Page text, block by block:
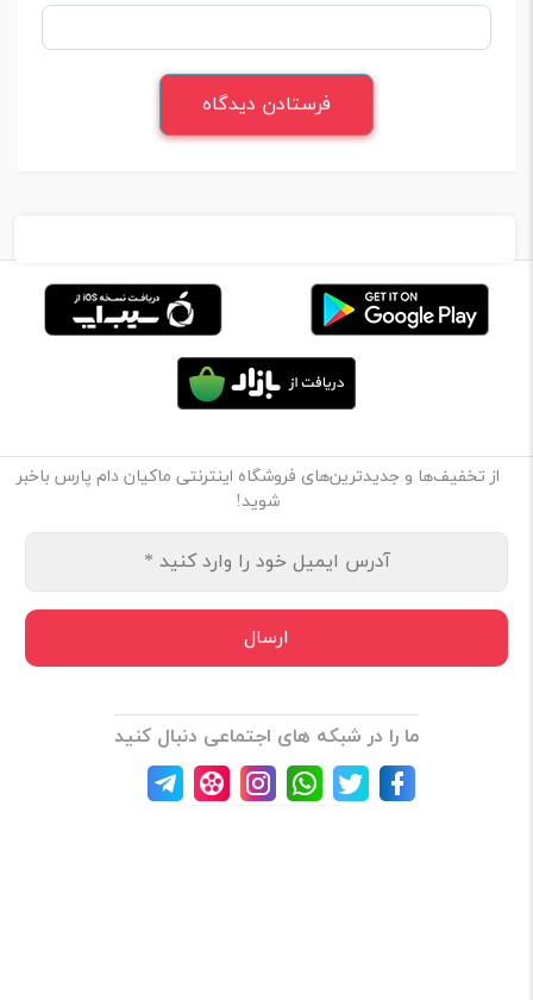
از تخفیف‌ها و جدیدترین‌های فروشگاه اینترنتی ماکیان دام پارس باخبر
شوید!
ما را در شبکه های اجتماعی دنبال کنید